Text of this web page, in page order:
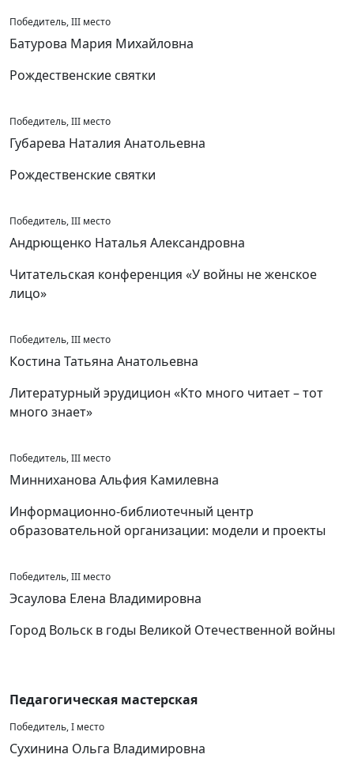
Победитель, III место
Батурова Мария Михайловна
Рождественские святки
Победитель, III место
Губарева Наталия Анатольевна
Рождественские святки
Победитель, III место
Андрющенко Наталья Александровна
Читательская конференция «У войны не женское
лицо»
Победитель, III место
Костина Татьяна Анатольевна
Литературный эрудицион «Кто много читает – тот
много знает»
Победитель, III место
Минниханова Альфия Камилевна
Информационно-библиотечный центр
образовательной организации: модели и проекты
Победитель, III место
Эсаулова Елена Владимировна
Город Вольск в годы Великой Отечественной войны
Педагогическая мастерская
Победитель, I место
Сухинина Ольга Владимировна